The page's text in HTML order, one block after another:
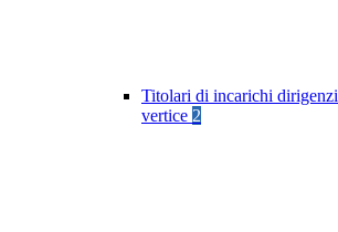
Titolari di incarichi
vertice 2